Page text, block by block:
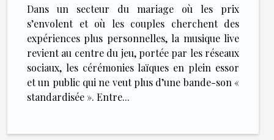
Dans un secteur du mariage où les prix
s’envolent et où les couples cherchent des
expériences plus personnelles, la musique live
revient au centre du jeu, portée par les réseaux
sociaux, les cérémonies laïques en plein essor
et un public qui ne veut plus d’une bande-son «
standardisée ». Entre...